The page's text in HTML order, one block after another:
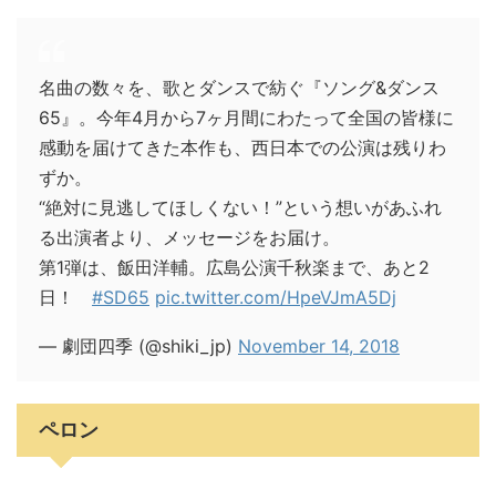
名曲の数々を、歌とダンスで紡ぐ『ソング&ダンス
65』。今年4月から7ヶ月間にわたって全国の皆様に
感動を届けてきた本作も、西日本での公演は残りわ
ずか。
“絶対に見逃してほしくない！”という想いがあふれ
る出演者より、メッセージをお届け。
第1弾は、飯田洋輔。広島公演千秋楽まで、あと2
日！ #SD65 pic.twitter.com/HpeVJmA5Dj
— 劇団四季 (@shiki_jp) November 14, 2018
ペロン